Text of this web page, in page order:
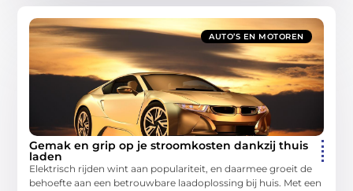
AUTO’S EN MOTOREN
Gemak en grip op je stroomkosten dankzij thuis
laden
Elektrisch rijden wint aan populariteit, en daarmee groeit de
behoefte aan een betrouwbare laadoplossing bij huis. Met een